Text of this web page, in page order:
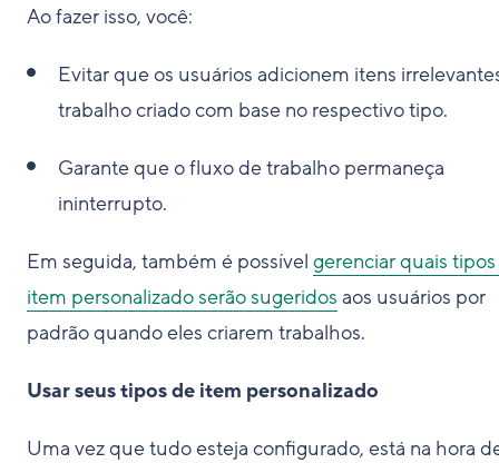
Ao fazer isso, você:
Evitar que os usuários adicionem itens
trabalho criado com base no respectivo tipo.
Garante que o fluxo de trabalho permaneça
ininterrupto.
Em seguida, também é possível gerenciar quais
item personalizado serão sugeridos aos usuários por
padrão quando eles criarem trabalhos.
Usar seus tipos de item personalizado
Uma vez que tudo esteja configurado, está na hora